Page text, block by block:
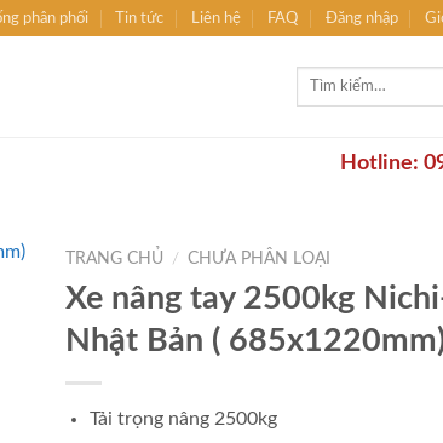
phân phối Tin tức Liên hệ FAQ Đăng nhập
Tìm
Hotline:
TRANG CHỦ / CHƯA PHÂN LOẠI
Xe nâng tay 2500kg
Nhật Bản (
Tải trọng nâng 2500kg